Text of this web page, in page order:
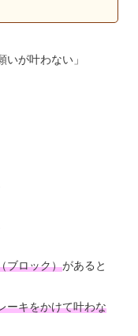
いが叶わない」
ブロック）があると
ーキをかけて叶わな